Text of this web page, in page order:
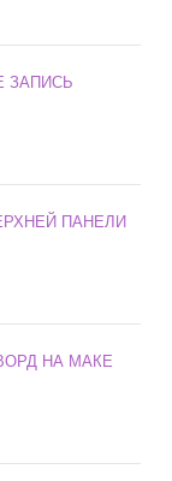
ЗАПИСЬ
ПАНЕЛИ
НА МАКЕ